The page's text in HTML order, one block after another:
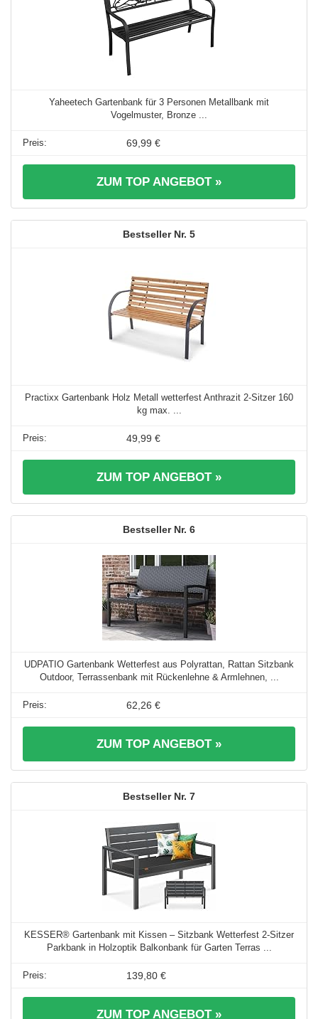
Yaheetech Gartenbank für 3 Personen Metallbank mit
Vogelmuster, Bronze ...
69,99 €
ZUM TOP ANGEBOT »
5
Practixx Gartenbank Holz Metall wetterfest Anthrazit 2-Sitzer 160
kg max. ...
49,99 €
ZUM TOP ANGEBOT »
6
UDPATIO Gartenbank Wetterfest aus Polyrattan, Rattan Sitzbank
Outdoor, Terrassenbank mit Rückenlehne & Armlehnen, ...
62,26 €
ZUM TOP ANGEBOT »
7
KESSER® Gartenbank mit Kissen – Sitzbank Wetterfest 2-Sitzer
Parkbank in Holzoptik Balkonbank für Garten Terras ...
139,80 €
ZUM TOP ANGEBOT »